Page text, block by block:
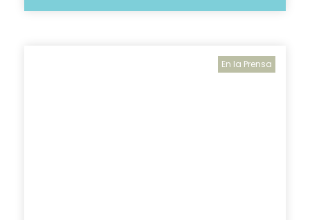
En la Prensa